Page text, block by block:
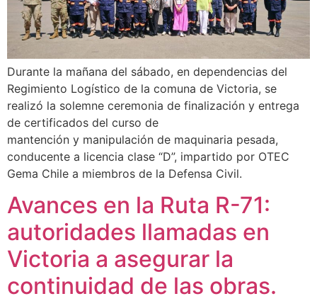
Durante la mañana del sábado, en dependencias del
Regimiento Logístico de la comuna de Victoria, se
realizó la solemne ceremonia de finalización y entrega
de certificados del curso de
mantención y manipulación de maquinaria pesada,
conducente a licencia clase “D”, impartido por OTEC
Gema Chile a miembros de la Defensa Civil.
Avances en la Ruta R-71:
autoridades llamadas en
Victoria a asegurar la
continuidad de las obras.